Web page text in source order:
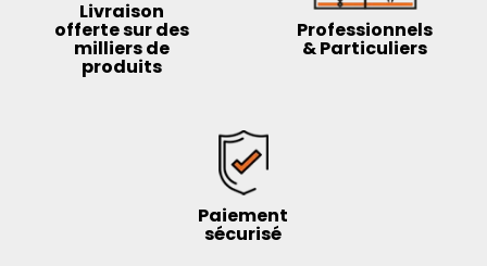
Livraison
offerte sur des
milliers de
produits
Professionnels
& Particuliers
Paiement
sécurisé